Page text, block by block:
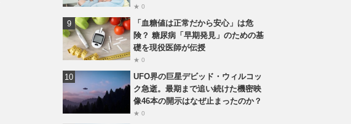
★ 0
「血糖値は正常だから安心」は危
険？ 糖尿病「早期発見」のための基
礎を現役医師が伝授
★ 0
UFO界の巨星デビッド・ウィルコッ
ク急逝。最期まで追い続けた機密映
像46本の開示はなぜ止まったのか？
★ 0